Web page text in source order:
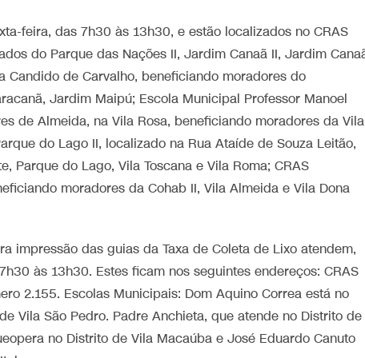
feira, das 7h30 às 13h30, e estão localizados no CRAS
do Parque das Nações II, Jardim Canaã II, Jardim
Candido de Carvalho, beneficiando moradores do
Jardim Maipú; Escola Municipal Professor Manoel
de Almeida, na Vila Rosa, beneficiando moradores da Vila
do Lago II, localizado na Rua Ataíde de Souza Leitão,
Parque do Lago, Vila Toscana e Vila Roma; CRAS
moradores da Cohab II, Vila Almeida e Vila Dona
impressão das guias da Taxa de Coleta de Lixo atendem,
às 13h30. Estes ficam nos seguintes endereços: CRAS
2.155. Escolas Municipais: Dom Aquino Correa está no
Vila São Pedro. Padre Anchieta, que atende no Distrito de
no Distrito de Vila Macaúba e José Eduardo Canuto